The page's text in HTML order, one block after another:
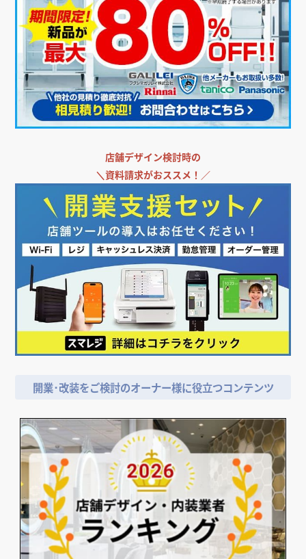
店舗デザイン検討時の
＼資料請求がおススメ！／
開業･改装をご検討のオーナー様に役立つコンテンツ